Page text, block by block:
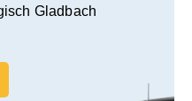
Gladbach